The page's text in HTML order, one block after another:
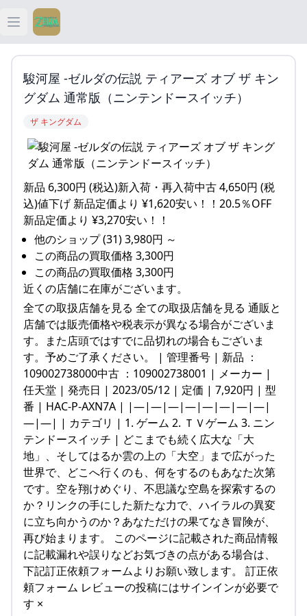
Open main menu
ティアキン
ティアキン 祠
ティアキン 攻略
駿河屋 -ゼルダの伝説 ティアーズ オブ ザ キン
グダム 通常版（ニンテンドースイッチ）
ザ キングダム
新品 6,300円 (税込)新入荷・再入荷中古 4,650円 (税
込)値下げ 新品定価より ¥1,620安い！！20.5％OFF
新品定価より ¥3,270安い！！
他のショップ (31) 3,980円 ～
この商品の買取価格 3,300円
この商品の買取価格 3,300円
近くの店舗に在庫がございます。
全ての取扱店舗を見る 全ての取扱店舗を見る 通販と
店舗では販売価格や税表示が異なる場合がございま
す。また店頭ではすでに品切れの場合もございま
す。予めご了承ください。 | 管理番号 | 新品 ：
109002738000中古 ：109002738001 | メーカー |
任天堂 | 発売日 | 2023/05/12 | 定価 | 7,920円 | 型
番 | HAC-P-AXN7A | |—|—|—|—|—|—|—|—|
—|—| | カテゴリ | 1. ゲーム 2. ＴＶゲーム 3. ニン
テンドースイッチ | どこまでも続く広大な「大
地」、そしてはるか雲の上の「大空」まで広がった
世界で、どこへ行くのも、何をするのもあなた次第
です。空を翔けめぐり、不思議な空島を探索するの
か？リンクの手にした新たな力で、ハイラルの異変
に立ち向かうのか？あなただけの果てなき冒険が、
再び始まります。 このページに記載された商品情報
に記載漏れや誤りなどお気づきの点がある場合は、
下記訂正依頼フォームよりお願い致します。 訂正依
頼フォーム レビューの投稿にはサインインが必要で
す ×